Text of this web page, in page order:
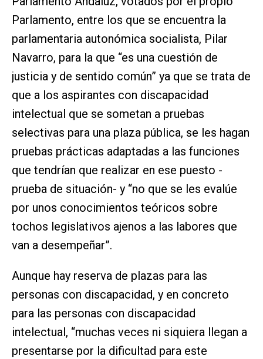
Parlamento, entre los que se encuentra la
parlamentaria autonómica socialista, Pilar
Navarro, para la que “es una cuestión de
justicia y de sentido común” ya que se trata de
que a los aspirantes con discapacidad
intelectual que se sometan a pruebas
selectivas para una plaza pública, se les hagan
pruebas prácticas adaptadas a las funciones
que tendrían que realizar en ese puesto -
prueba de situación- y “no que se les evalúe
por unos conocimientos teóricos sobre
tochos legislativos ajenos a las labores que
van a desempeñar”.
Aunque hay reserva de plazas para las
personas con discapacidad, y en concreto
para las personas con discapacidad
intelectual, “muchas veces ni siquiera llegan a
presentarse por la dificultad para este